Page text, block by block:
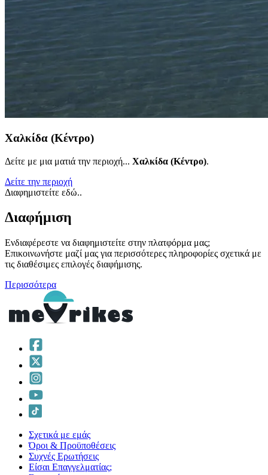
Χαλκίδα (Κέντρο)
Δείτε με μια ματιά την περιοχή... Χαλκίδα (Κέντρο).
Δείτε την περιοχή
Διαφημιστείτε εδώ..
Διαφήμιση
Ενδιαφέρεστε να διαφημιστείτε στην πλατφόρμα μας;
Επικοινωνήστε μαζί μας για περισσότερες πληροφορίες σχετικά με
τις διαθέσιμες επιλογές διαφήμισης.
Περισσότερα
Σχετικά με εμάς
Όροι & Προϋποθέσεις
Συχνές Ερωτήσεις
Είσαι Επαγγελματίας;